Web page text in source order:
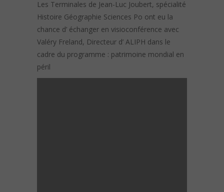
Les Terminales de Jean-Luc Joubert, spécialité
Histoire Géographie Sciences Po ont eu la
chance d’ échanger en visioconférence avec
Valéry Freland, Directeur d’ ALIPH dans le
cadre du programme : patrimoine mondial en
péril